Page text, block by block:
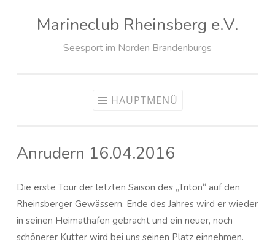
Marineclub Rheinsberg e.V.
Seesport im Norden Brandenburgs
HAUPTMENÜ
Anrudern 16.04.2016
Die erste Tour der letzten Saison des „Triton“ auf den
Rheinsberger Gewässern. Ende des Jahres wird er wieder
in seinen Heimathafen gebracht und ein neuer, noch
schönerer Kutter wird bei uns seinen Platz einnehmen.